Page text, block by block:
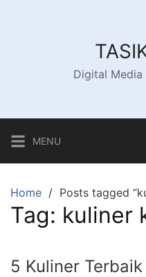
Digital Media
MENU
Home Posts tagged
Tag: kuliner
5 Kuliner